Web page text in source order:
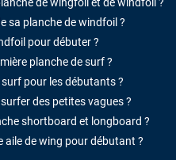
sa planche de windfoil ?
pour débuter ?
planche de surf ?
pour les débutants ?
des petites vagues ?
shortboard et longboard ?
aile de wing pour débutant ?